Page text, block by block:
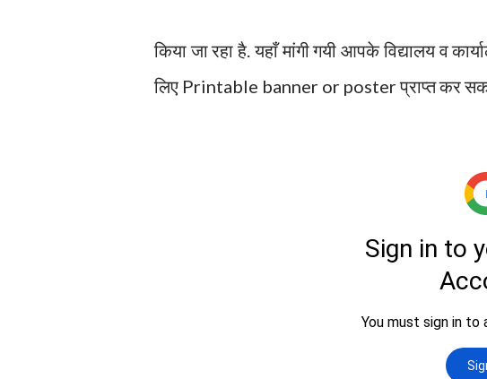
किया जा रहा है. यहाँ मांगी गयी आपके विद्यालय व
लिए Printable banner or poster प्राप्त कर